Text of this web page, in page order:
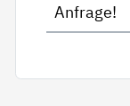
Anfrage!